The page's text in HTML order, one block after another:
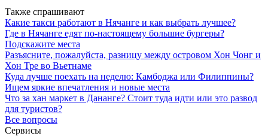
Также спрашивают
Какие такси работают в Нячанге и как выбрать лучшее?
Где в Нячанге едят по-настоящему большие бургеры?
Подскажите места
Разъясните, пожалуйста, разницу между островом Хон Чонг и
Хон Тре во Вьетнаме
Куда лучше поехать на неделю: Камбоджа или Филиппины?
Ищем яркие впечатления и новые места
Что за хан маркет в Дананге? Стоит туда идти или это развод
для туристов?
Все вопросы
Сервисы